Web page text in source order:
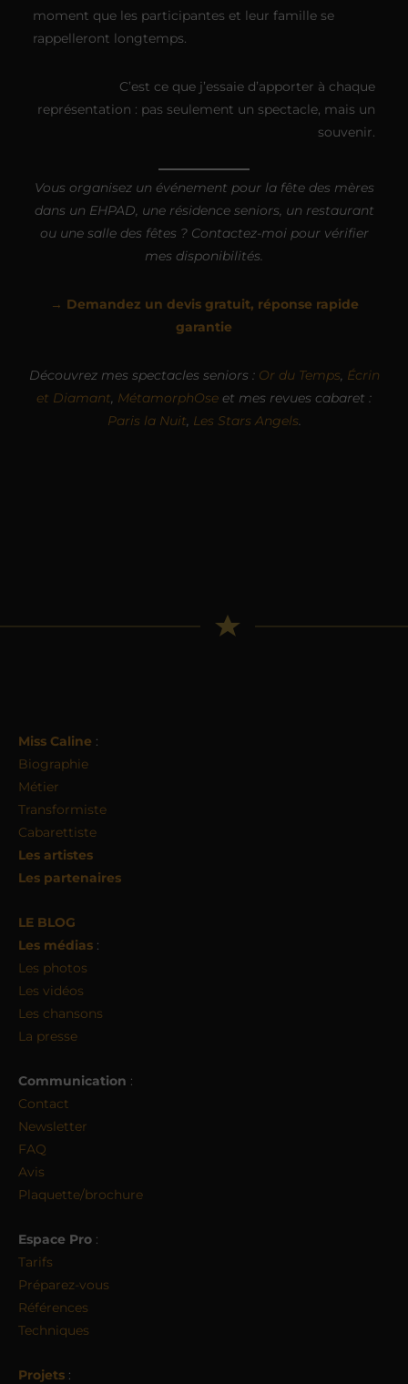
moment que les participantes et leur famille se
rappelleront longtemps.
C’est ce que j’essaie d’apporter à chaque
représentation : pas seulement un spectacle, mais un
souvenir.
Vous organisez un événement pour la fête des mères
dans un EHPAD, une résidence seniors, un restaurant
ou une salle des fêtes ? Contactez-moi pour vérifier
mes disponibilités.
→ Demandez un devis gratuit, réponse rapide
garantie
Découvrez mes spectacles seniors : Or du Temps, Écrin
et Diamant, MétamorphOse et mes revues cabaret :
Paris la Nuit, Les Stars Angels.
Miss Caline :
Biographie
Métier
Transformiste
Cabarettiste
Les artistes
Les partenaires
LE BLOG
Les médias :
Les photos
Les vidéos
Les chansons
La presse
Communication :
Contact
Newsletter
FAQ
Avis
Plaquette/brochure
Espace Pro :
Tarifs
Préparez-vous
Références
Techniques
Projets :